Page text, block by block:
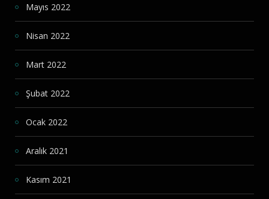
Mayıs 2022
Nisan 2022
Mart 2022
Şubat 2022
Ocak 2022
Aralık 2021
Kasım 2021